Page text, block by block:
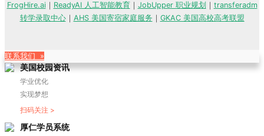
FrogHire.ai｜ ReadyAI 人工智能教育｜ JobUpper 职业规划 ｜ transferadm
转学录取中心｜ AHS 美国寄宿家庭服务 ｜ GKAC 美国高校高考联盟
联系我们 »
美国校园资讯
学业优化
实现梦想
扫码关注 >
厚仁学员系统